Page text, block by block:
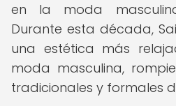
en la moda
Durante esta década,
una estética más
moda masculina,
tradicionales y formales